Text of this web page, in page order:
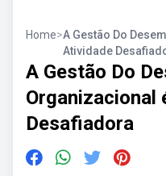
Home>A Gestão Do
Atividade
A Gestão Do
Organizacional
Desafiadora